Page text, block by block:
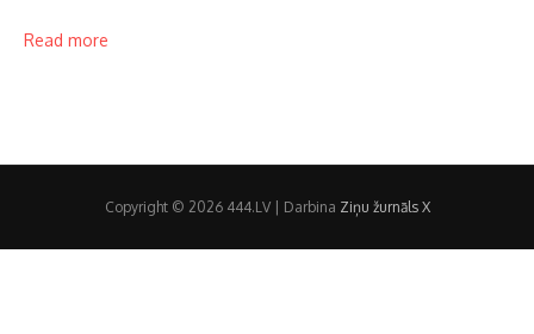
Read more
Copyright © 2026 444.LV | Darbina Ziņu žurnāls X